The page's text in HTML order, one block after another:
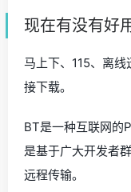
现在有没有好
马上下、115、离
接下载。
BT是一种互联网的
是基于广大开发者
远程传输。